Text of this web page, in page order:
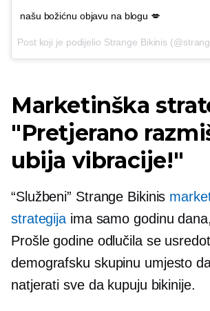
našu božićnu objavu na blogu 💋
Post koji je podijelio Strange Bikinis
Marketinška
"Pretjerano
ubija vibracije!"
“Službeni” Strange Bikinis
strategija ima samo godinu
Prošle godine odlučila se
demografsku skupinu umjesto
natjerati sve da kupuju bikinije.